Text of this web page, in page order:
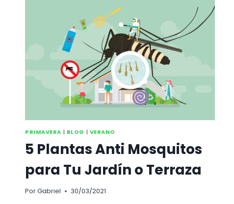
GATOS
QUE
PODEMOS
TENER
EN
INTERIOR
EL
PRIMAVERA | BLOG | VERANO
5 Plantas Anti Mosquitos
para Tu Jardín o Terraza
PorGabriel 30/03/2021